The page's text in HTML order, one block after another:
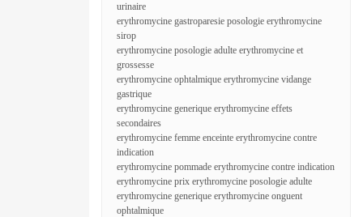
urinaire
erythromycine gastroparesie posologie erythromycine
sirop
erythromycine posologie adulte erythromycine et
grossesse
erythromycine ophtalmique erythromycine vidange
gastrique
erythromycine generique erythromycine effets
secondaires
erythromycine femme enceinte erythromycine contre
indication
erythromycine pommade erythromycine contre indication
erythromycine prix erythromycine posologie adulte
erythromycine generique erythromycine onguent
ophtalmique